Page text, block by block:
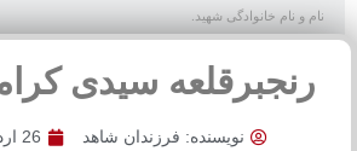
رنجبرقلعه سیدی
نویسنده: فرزندان شاهد
26 اردیبهشت 1402